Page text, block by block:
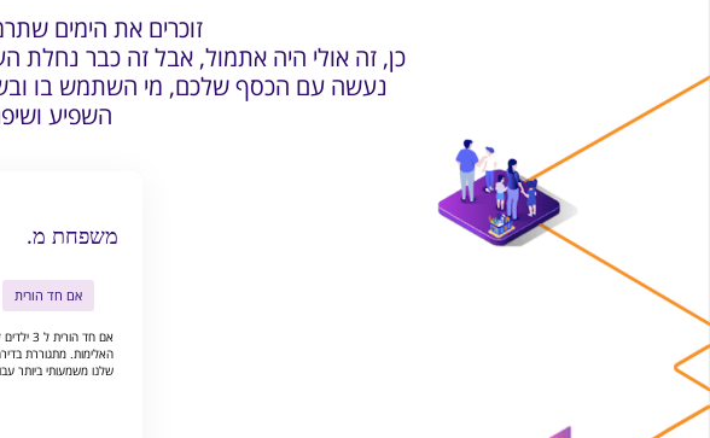
?זוכרים את הימים
כן, זה אולי היה אתמול, אבל זה כבר נחלת
נעשה עם הכסף שלכם, מי השתמש בו
השפיע
משפחת מ.
אם חד הורית
אם חד
האלימות. מתגוררת
שלנו משמעותי ביותר